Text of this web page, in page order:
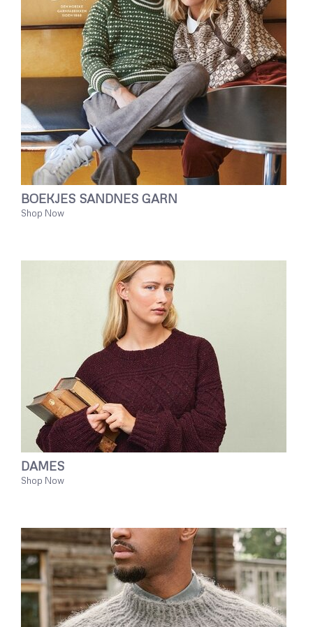
BOEKJES SANDNES GARN
Shop Now
DAMES
Shop Now